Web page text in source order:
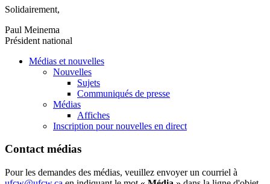
Solidairement,
Paul Meinema
Président national
Médias et nouvelles
Nouvelles
Sujets
Communiqués de presse
Médias
Affiches
Inscription pour nouvelles en direct
Contact médias
Pour les demandes des médias, veuillez envoyer un courriel à